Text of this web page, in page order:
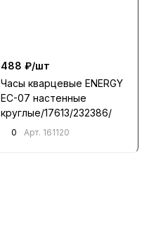
488 ₽/шт
Часы кварцевые ENERGY
EC-07 настенные
круглые/17613/232386/
0 Арт. 161120